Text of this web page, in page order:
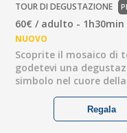
TOUR DI DEGUSTAZIONE
60€ / adulto - 1h30min
NUOVO
Scoprite il mosaico di
godetevi una
simbolo nel cuore
Regala